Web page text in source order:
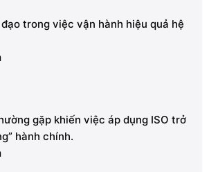
trong việc vận hành hiệu quả hệ
gặp khiến việc áp dụng ISO trở
hành chính.